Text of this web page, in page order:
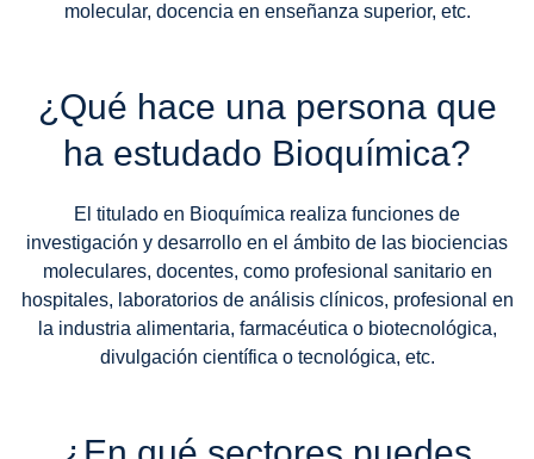
molecular, docencia en enseñanza superior, etc.
¿Qué hace una persona que
ha estudado Bioquímica?
El titulado en Bioquímica realiza funciones de
investigación y desarrollo en el ámbito de las biociencias
moleculares, docentes, como profesional sanitario en
hospitales, laboratorios de análisis clínicos, profesional en
la industria alimentaria, farmacéutica o biotecnológica,
divulgación científica o tecnológica, etc.